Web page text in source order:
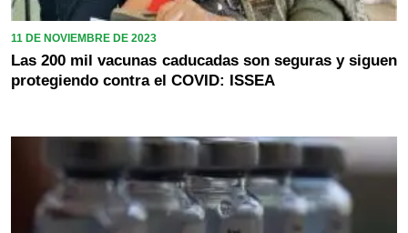
11 DE NOVIEMBRE DE 2023
Las 200 mil vacunas caducadas son seguras y siguen
protegiendo contra el COVID: ISSEA